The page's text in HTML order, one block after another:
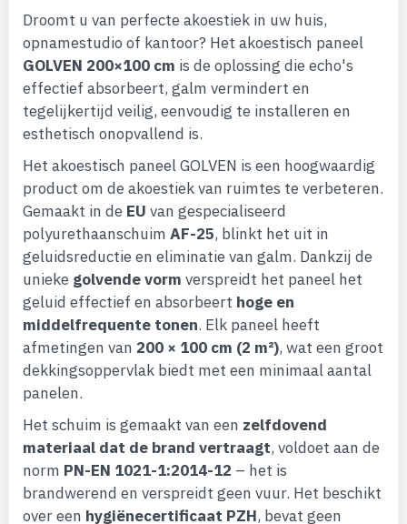
Droomt u van perfecte akoestiek in uw huis,
opnamestudio of kantoor? Het akoestisch paneel
GOLVEN 200×100 cm is de oplossing die echo's
effectief absorbeert, galm vermindert en
tegelijkertijd veilig, eenvoudig te installeren en
esthetisch onopvallend is.
Het akoestisch paneel GOLVEN is een hoogwaardig
product om de akoestiek van ruimtes te verbeteren.
Gemaakt in de EU van gespecialiseerd
polyurethaanschuim AF-25, blinkt het uit in
geluidsreductie en eliminatie van galm. Dankzij de
unieke golvende vorm verspreidt het paneel het
geluid effectief en absorbeert hoge en
middelfrequente tonen. Elk paneel heeft
afmetingen van 200 × 100 cm (2 m²), wat een groot
dekkingsoppervlak biedt met een minimaal aantal
panelen.
Het schuim is gemaakt van een zelfdovend
materiaal dat de brand vertraagt, voldoet aan de
norm PN-EN 1021-1:2014-12 – het is
brandwerend en verspreidt geen vuur. Het beschikt
over een hygiënecertificaat PZH, bevat geen